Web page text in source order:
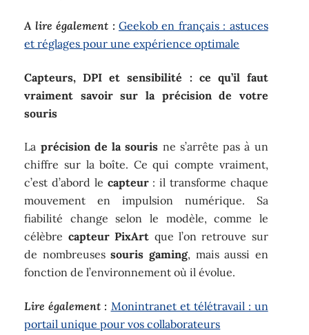
A lire également : Geekob en français : astuces
et réglages pour une expérience optimale
Capteurs, DPI et sensibilité : ce qu’il faut
vraiment savoir sur la précision de votre
souris
La précision de la souris ne s’arrête pas à un
chiffre sur la boîte. Ce qui compte vraiment,
c’est d’abord le capteur: il transforme chaque
mouvement en impulsion numérique. Sa
fiabilité change selon le modèle, comme le
célèbre capteur PixArt que l’on retrouve sur
de nombreusessouris gaming, mais aussi en
fonction de l’environnement où il évolue.
Lire également : Monintranet et télétravail : un
portail unique pour vos collaborateurs